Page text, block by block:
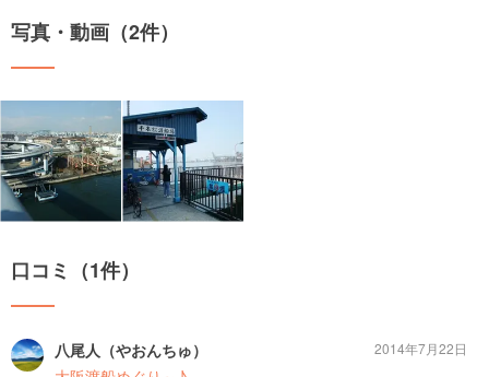
写真・動画（2件）
口コミ（1件）
八尾人（やおんちゅ）
2014年7月22日